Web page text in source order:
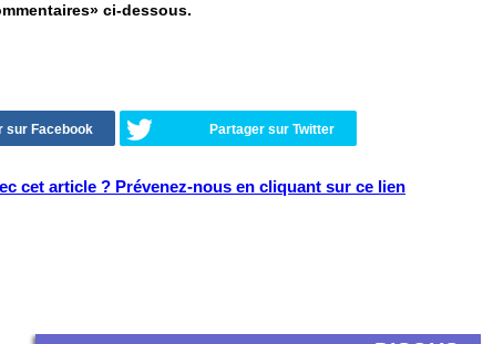
ci-dessous.
sur Facebook Partager sur Twitter
cet article ? Prévenez-nous en cliquant sur ce lien